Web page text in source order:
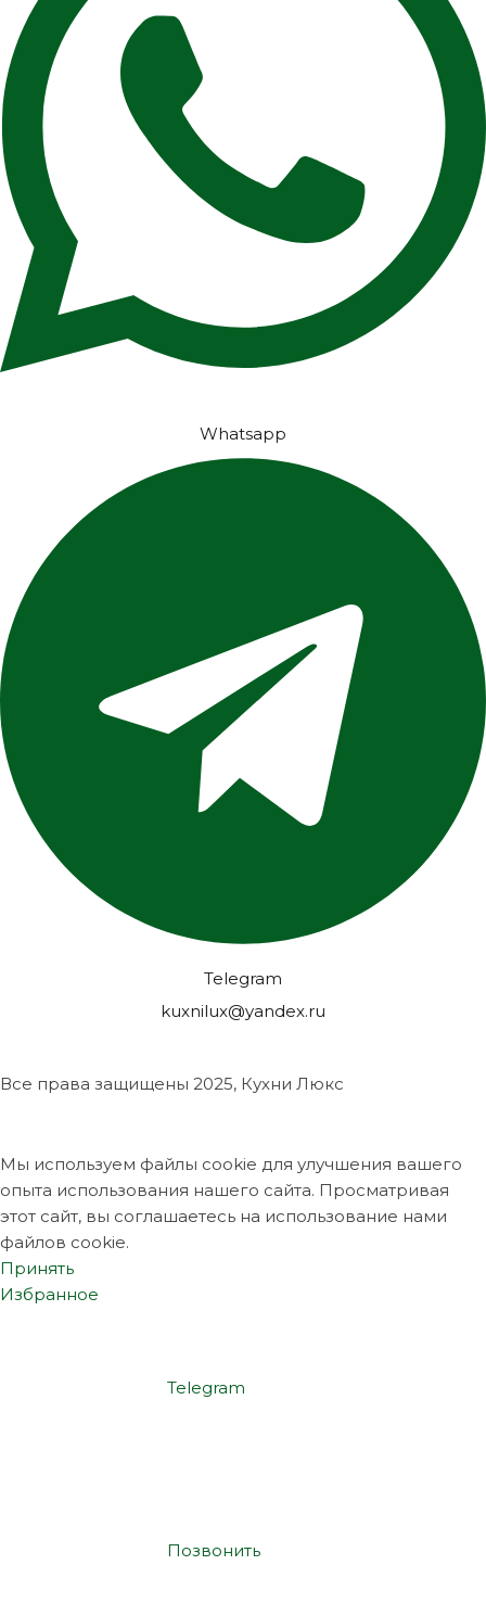
Whatsapp
Telegram
kuxnilux@yandex.ru
Все права защищены 2025, Кухни Люкс
Мы используем файлы cookie для улучшения вашего
опыта использования нашего сайта. Просматривая
этот сайт, вы соглашаетесь на использование нами
файлов cookie.
Принять
Избранное
Telegram
Позвонить